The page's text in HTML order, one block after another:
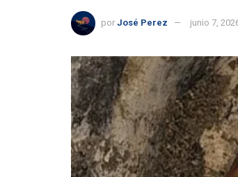
por José Perez junio 7,